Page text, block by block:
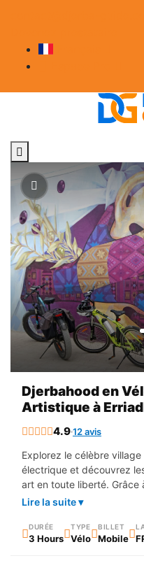
Djerbahood en
Artistique à
4.912 avis
Explorez le célèbre
électrique et découvrez
art en toute liberté. Grâce
d’une balade agréable et
partirez à la découverte
par des artistes
Lire la suite ▾
DURÉE
3 Hours
TYPE
Vélo
BILLET
Mobile